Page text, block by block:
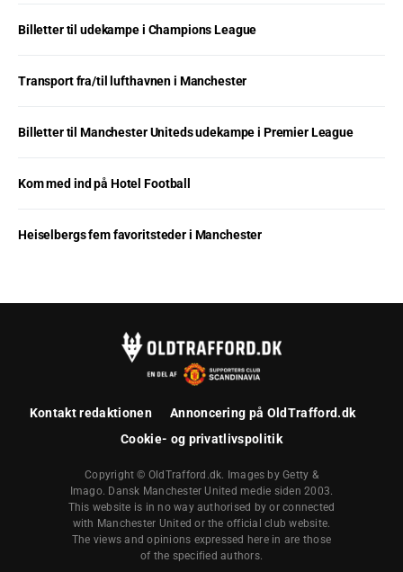
Billetter til udekampe i Champions League
Transport fra/til lufthavnen i Manchester
Billetter til Manchester Uniteds udekampe i Premier League
Kom med ind på Hotel Football
Heiselbergs fem favoritsteder i Manchester
Kontakt redaktionen
Annoncering på OldTrafford.dk
Cookie- og privatlivspolitik
Copyright © OldTrafford.dk. Images by Getty &
Imago. Dansk Manchester United medie siden 2003.
This website is in no way authorised by or connected
with Manchester United or the official club website.
The views and opinions expressed here in are those
of the specified authors.